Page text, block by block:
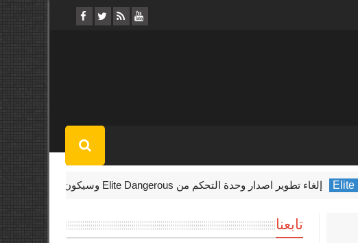
إلغاء تطوير اصدار وحدة التحكم من Elite Dangerous وسيكون المحتوى الجديد لـPC فقط
تابعنا